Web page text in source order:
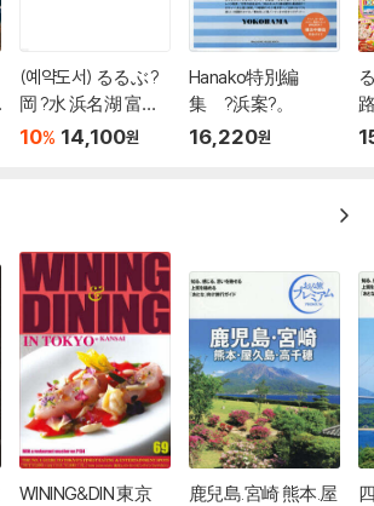
(예약도서) るるぶ ?
岡 ?水 浜名湖 富士
山麓 伊豆 '27 (＆TE
10% 14,100원
Hanako特別編
集 ?浜案?。
16,220원
WINING&DIN 東京
鹿兒島.宮崎 熊本.屋